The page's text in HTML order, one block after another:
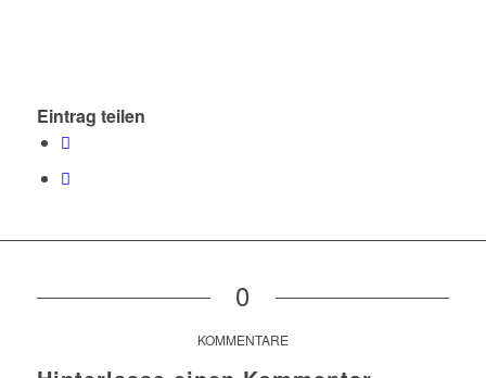
Eintrag teilen
0
KOMMENTARE